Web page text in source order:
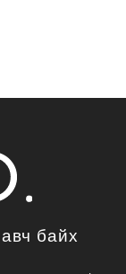
байх